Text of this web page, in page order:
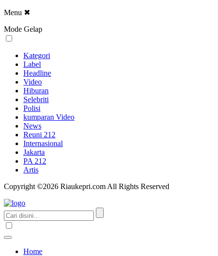
Menu ✖
Mode Gelap
Kategori
Label
Headline
Video
Hiburan
Selebriti
Polisi
kumparan Video
News
Reuni 212
Internasional
Jakarta
PA 212
Artis
Copyright ©2026 Riaukepri.com All Rights Reserved
Home